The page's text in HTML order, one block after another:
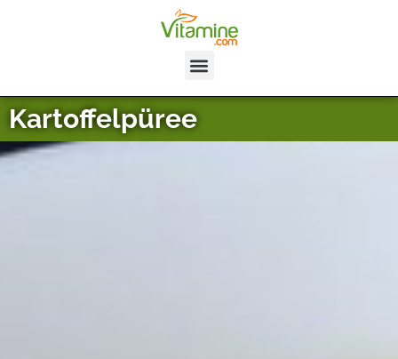
Kartoffelpüree